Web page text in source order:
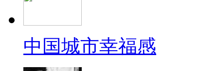
中国城市幸福感